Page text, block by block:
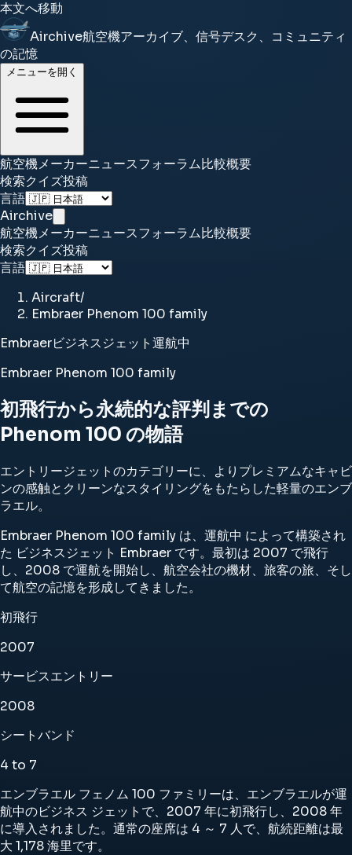
本文へ移動
Airchive航空機アーカイブ、信号デスク、コミュニティ
の記憶
メニューを開く
航空機メーカーニュースフォーラム比較概要
検索クイズ投稿
言語
Airchive
航空機メーカーニュースフォーラム比較概要
検索クイズ投稿
言語
Aircraft/
Embraer Phenom 100 family
Embraerビジネスジェット運航中
Embraer Phenom 100 family
初飛行から永続的な評判までの
Phenom 100 の物語
エントリージェットのカテゴリーに、よりプレミアムなキャビ
ンの感触とクリーンなスタイリングをもたらした軽量のエンブ
ラエル。
Embraer Phenom 100 family は、運航中 によって構築され
た ビジネスジェット Embraer です。最初は 2007 で飛行
し、2008 で運航を開始し、航空会社の機材、旅客の旅、そし
て航空の記憶を形成してきました。
初飛行
2007
サービスエントリー
2008
シートバンド
4 to 7
エンブラエル フェノム 100 ファミリーは、エンブラエルが運
航中のビジネス ジェットで、2007 年に初飛行し、2008 年
に導入されました。通常の座席は 4 ～ 7 人で、航続距離は最
大 1,178 海里です。